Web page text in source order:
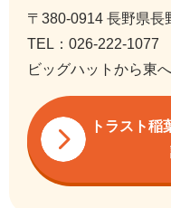
〒380-0914 長野県長
TEL：026-222-1077
ビッグハットから東
トラスト